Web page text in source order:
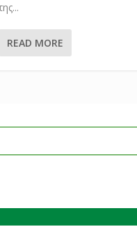
READ MORE